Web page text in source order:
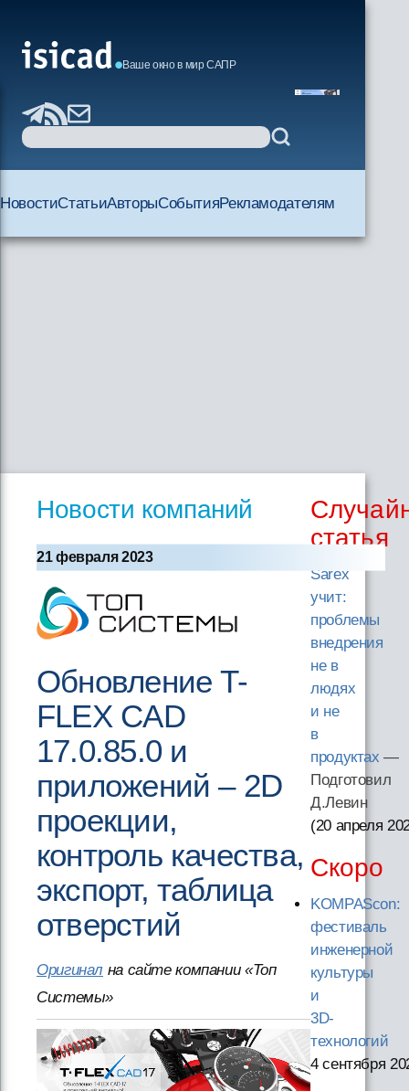
Ваше окно в мир САПР
НовостиСтатьиАвторыСобытияРекламодателям
Новости компаний
21 февраля 2023
Обновление T-
FLEX CAD
17.0.85.0 и
приложений – 2D
проекции,
контроль качества,
экспорт, таблица
отверстий
Оригинал на сайте компании «Топ
Системы»
статья
Sarex
учит:
проблемы
внедрения
не в
людях
и не
в
продуктах —
Подготовил
Д.Левин
(20 апреля
Скоро
KOMPAScon:
фестиваль
инженерной
культуры
и
3D-
технологий
4 сентября